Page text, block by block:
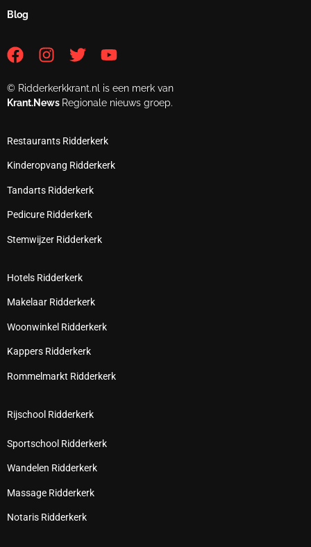
Blog
© Ridderkerkkrant.nl is een merk van
Krant.News Regionale nieuws groep.
Restaurants Ridderkerk
Kinderopvang Ridderkerk
Tandarts Ridderkerk
Pedicure Ridderkerk
Stemwijzer Ridderkerk
Hotels Ridderkerk
Makelaar Ridderkerk
Woonwinkel Ridderkerk
Kappers Ridderkerk
Rommelmarkt Ridderkerk
Rijschool Ridderkerk
Sportschool Ridderkerk
Wandelen Ridderkerk
Massage Ridderkerk
Notaris Ridderkerk